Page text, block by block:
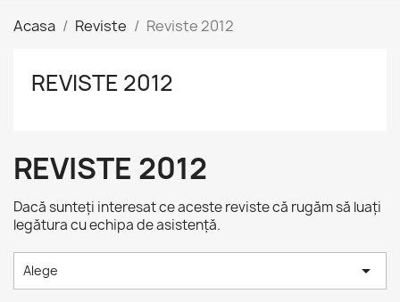
Acasa Reviste Reviste 2012
REVISTE 2012
REVISTE 2012
Dacă sunteți interesat ce aceste reviste că rugăm să luați
legătura cu echipa de asistență.
Alege 